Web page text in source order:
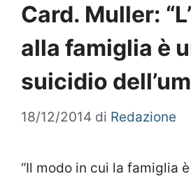
Card. Muller:
alla famiglia è
suicidio
18/12/2014 di Redazione
“Il modo in cui la famiglia